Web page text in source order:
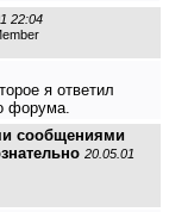
22:04
я ответил
форума.
сообщениями
20.05.01